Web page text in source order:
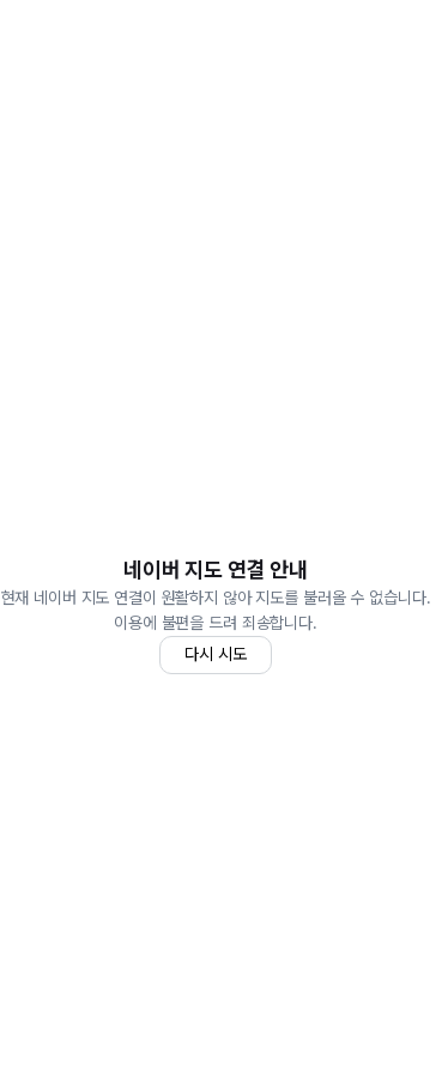
네이버 지도 연결 안내
현재 네이버 지도 연결이 원활하지 않아 지도를 불러올 수 없습니다.
이용에 불편을 드려 죄송합니다.
다시 시도